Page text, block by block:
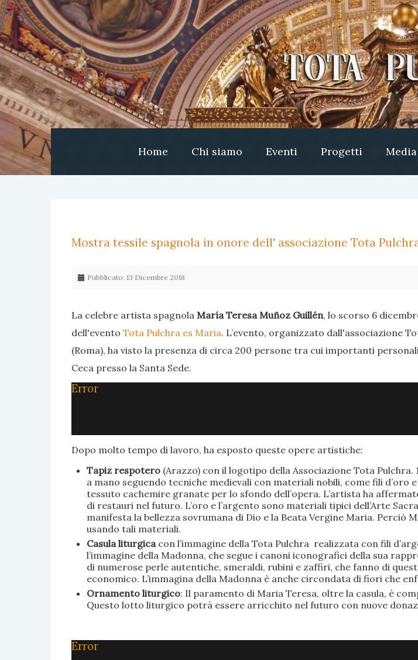
Home Chi siamo Eventi Progetti Media
Mostra tessile spagnola in onore dell' associazione Tota
Pubblicato: 13 Dicembre 2018
La celebre artista spagnola María Teresa Muñoz Guillén, lo scorso 6
dell'evento Tota Pulchra es Maria. L’evento, organizzato dall'associazione
(Roma), ha visto la presenza di circa 200 persone tra cui importanti
Ceca presso la Santa Sede.
Error
Dopo molto tempo di lavoro, ha esposto queste opere artistiche:
Tapiz respotero(Arazzo) con il logotipo della Associazione Tota
a mano seguendo tecniche medievali con materiali nobili, come fili
tessuto cachemire granate per lo sfondo dell’opera. L’artista ha
di restauri nel futuro. L’oro e l’argento sono materiali tipici dell’Arte
manifesta la bellezza sovrumana di Dio e la Beata Vergine Maria. Perciò
usando tali materiali.
Casula liturgica con l’immagine della Tota Pulchra realizzata con fili
l’immagine della Madonna, che segue i canoni iconografici della sua
di numerose perle autentiche, smeraldi, rubini e zaffiri, che fanno di
economico. L’immagina della Madonna è anche circondata di fiori che
Ornamento liturgico: Il paramento di Maria Teresa, oltre la casula, è
Questo lotto liturgico potrà essere arricchito nel futuro con nuove
Error